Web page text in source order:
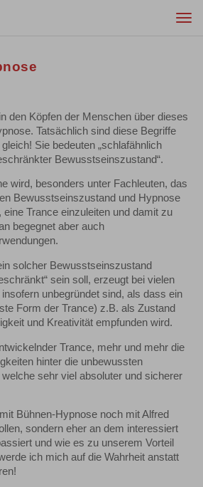
den Köpfen der Menschen über dieses
Tatsächlich sind diese Begriffe
Sie bedeuten „schlafähnlich
Bewusstseinszustand“.
wird, besonders unter Fachleuten, das
Bewusstseinszustand und Hypnose
eine Trance einzuleiten und damit zu
begegnet aber auch
solcher Bewusstseinszustand
sein soll, erzeugt bei vielen
unbegründet sind, als dass ein
Form der Trance) z.B. als Zustand
und Kreativität empfunden wird.
Trance, mehr und mehr die
hinter die unbewussten
sehr viel absoluter und sicherer
Bühnen-Hypnose noch mit Alfred
sondern eher an dem interessiert
und wie es zu unserem Vorteil
ich mich auf die Wahrheit anstatt